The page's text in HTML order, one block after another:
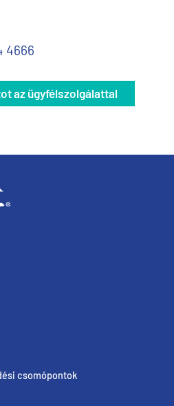
4666
az ügyfélszolgálattal
csomópontok